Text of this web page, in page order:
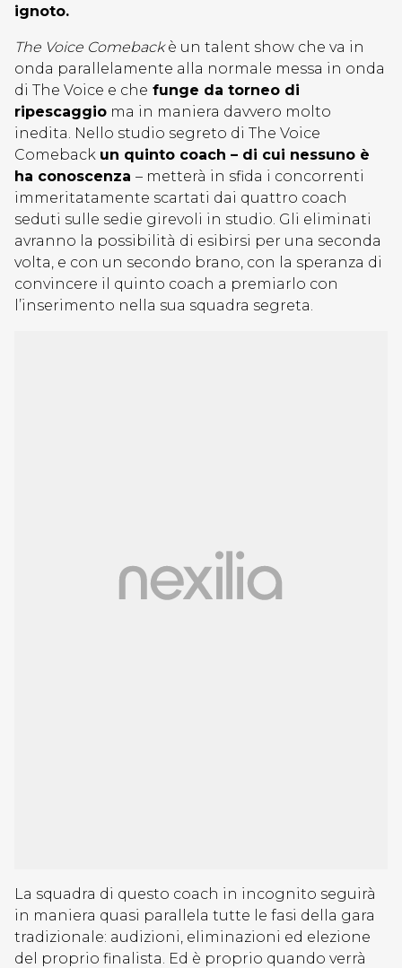
ignoto.
The Voice Comebackè un talent show che va in
onda parallelamente alla normale messa in onda
di The Voice e che funge da torneo di
ripescaggio ma in maniera davvero molto
inedita. Nello studio segreto di The Voice
Comeback un quinto coach – di cui nessuno è
ha conoscenza – metterà in sfida i concorrenti
immeritatamente scartati dai quattro coach
seduti sulle sedie girevoli in studio. Gli eliminati
avranno la possibilità di esibirsi per una seconda
volta, e con un secondo brano, con la speranza di
convincere il quinto coach a premiarlo con
l’inserimento nella sua squadra segreta.
La squadra di questo coach in incognito seguirà
in maniera quasi parallela tutte le fasi della gara
tradizionale: audizioni, eliminazioni ed elezione
del proprio finalista. Ed è proprio quando verrà